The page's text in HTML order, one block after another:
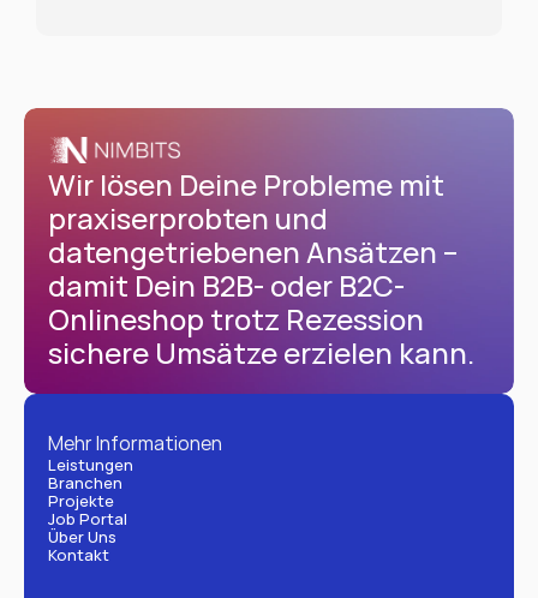
Wir lösen Deine Probleme mit
praxiserprobten und
datengetriebenen Ansätzen –
damit Dein B2B- oder B2C-
Onlineshop trotz Rezession
sichere Umsätze erzielen kann.
Mehr Informationen
Leistungen
Branchen
Projekte
Job Portal
Über Uns
Kontakt